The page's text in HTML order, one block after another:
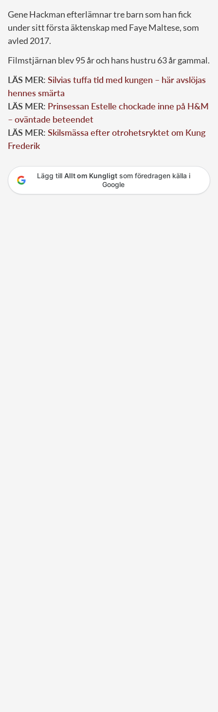
Gene Hackman efterlämnar tre barn som han fick
under sitt första äktenskap med Faye Maltese, som
avled 2017.
Filmstjärnan blev 95 år och hans hustru 63 år gammal.
LÄS MER: Silvias tuffa tid med kungen – här avslöjas
hennes smärta
LÄS MER: Prinsessan Estelle chockade inne på H&M
– oväntade beteendet
LÄS MER: Skilsmässa efter otrohetsryktet om Kung
Frederik
Lägg till Allt om Kungligtsom föredragen källa i
Google